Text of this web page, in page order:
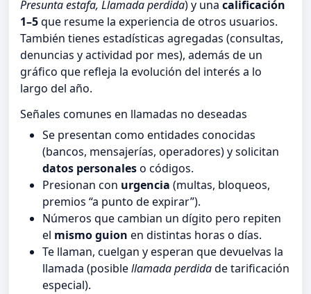
Presunta estafa, Llamada perdida) y una calificación
1–5que resume la experiencia de otros usuarios.
También tienes estadísticas agregadas (consultas,
denuncias y actividad por mes), además de un
gráfico que refleja la evolución del interés a lo
largo del año.
Señales comunes en llamadas no deseadas
Se presentan como entidades conocidas
(bancos, mensajerías, operadores) y solicitan
datos personaleso códigos.
Presionan con urgencia (multas, bloqueos,
premios “a punto de expirar”).
Números que cambian un dígito pero repiten
el mismo guion en distintas horas o días.
Te llaman, cuelgan y esperan que devuelvas la
llamada (posiblellamada perdidade tarificación
especial).